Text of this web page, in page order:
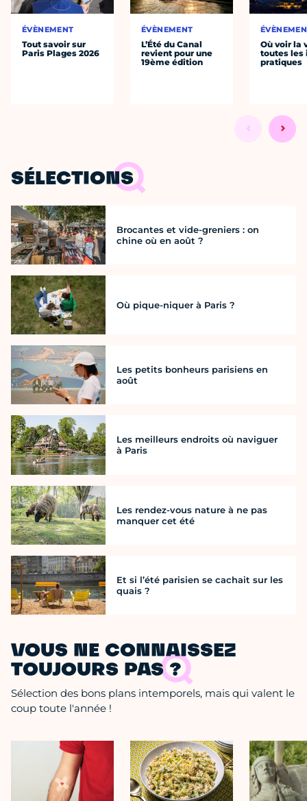
ÉVÈNEMENT
Tout savoir sur
Paris Plages 2026
ÉVÈNEMENT
L’Été du Canal
revient pour une
19ème édition
Où voir la
toutes les
pratiques
SÉLECTIONS
Brocantes et vide-greniers : on
chine où en août ?
Où pique-niquer à Paris ?
Les petits bonheurs parisiens en
août
Les meilleurs endroits où naviguer
à Paris
Les rendez-vous nature à ne pas
manquer cet été
Et si l’été parisien se cachait sur les
quais ?
VOUS NE CONNAISSEZ
TOUJOURS PAS ?
Sélection des bons plans intemporels, mais qui valent le
coup toute l'année !